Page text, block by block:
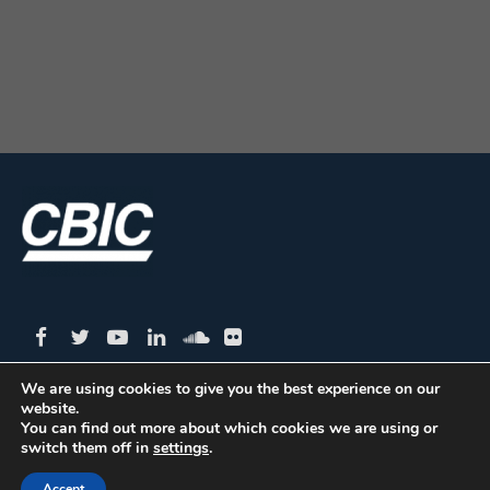
CBIC | SBN Quadra 01 – Bloco I – 4º Andar Edifício:
Armando Monteiro Neto - CEP 70.040-913 - Brasília/DF
We are using cookies to give you the best experience on our
website.
You can find out more about which cookies we are using or
switch them off in settings.